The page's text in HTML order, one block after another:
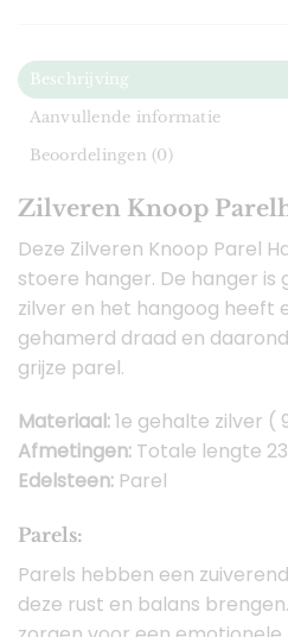
Beschrijving
Aanvullende informatie
Beoordelingen (0)
Zilveren Knoop
Deze Zilveren Knoop Parel
stoere hanger. De hanger is
zilver en het hangoog heeft
gehamerd draad en
grijze parel.
Materiaal:1e gehalte zilver (
Afmetingen: Totale lengte
Edelsteen: Parel
Parels:
Parels hebben een
deze rust en balans